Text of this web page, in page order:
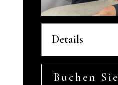
Details
Buchen Sie